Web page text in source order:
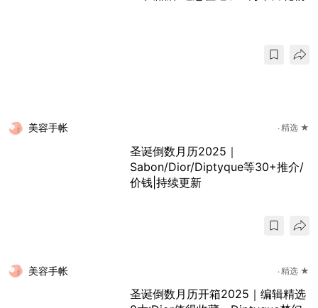
美容手帐 精选 ★
圣诞倒数月历2025｜
Sabon/Dior/Diptyque等30+推介/
价钱|持续更新
美容手帐 精选 ★
圣诞倒数月历开箱2025｜编辑精选